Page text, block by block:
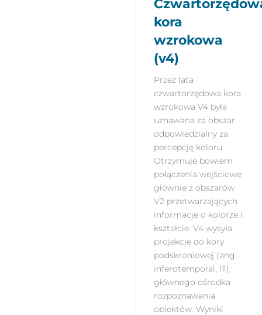
kora
wzrokowa
(v4)
Przez lata
czwartorzędowa kora
wzrokowa V4 była
uznawana za obszar
odpowiedzialny za
percepcję koloru.
Otrzymuje bowiem
połączenia wejściowe
głównie z obszarów
V2 przetwarzających
informacje o kolorze i
kształcie. V4 wysyła
projekcje do kory
podskroniowej (ang.
inferotemporal, IT),
głównego ośrodka
rozpoznawania
obiektów. Wyniki